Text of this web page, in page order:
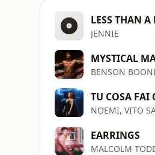
LESS THAN A
JENNIE
MYSTICAL
BENSON
TU COSA FAI
NOEMI, VITO
EARRINGS
MALCOLM